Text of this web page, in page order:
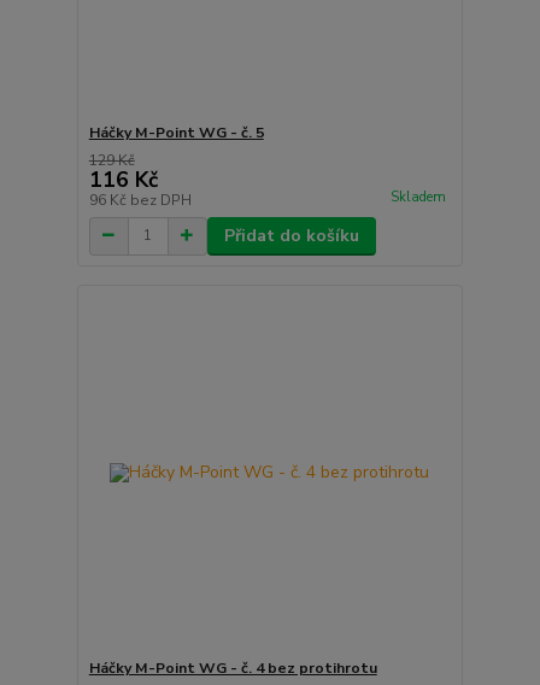
Háčky M-Point WG - č. 5
129 Kč
116 Kč
96 Kč bez DPH Skladem
Přidat do košíku
Háčky M-Point WG - č. 4 bez protihrotu